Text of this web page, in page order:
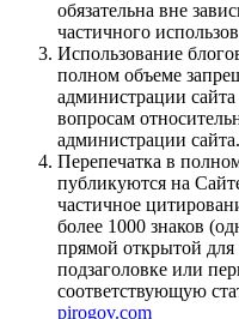
обязательна вне
частичного
Использование
полном объеме
администрации
вопросам
администрации сайта.
Перепечатка в
публикуются на
частичное
более 1000 знаков
прямой открытой
подзаголовке или
соответствующую
pirogov.com